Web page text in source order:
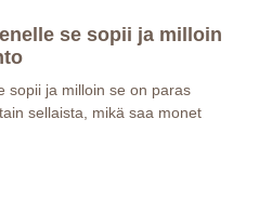
se sopii ja milloin
sopii ja milloin se on paras
sellaista, mikä saa monet